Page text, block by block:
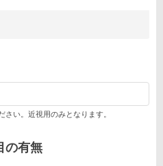
い。近視用のみとなります。
の有無